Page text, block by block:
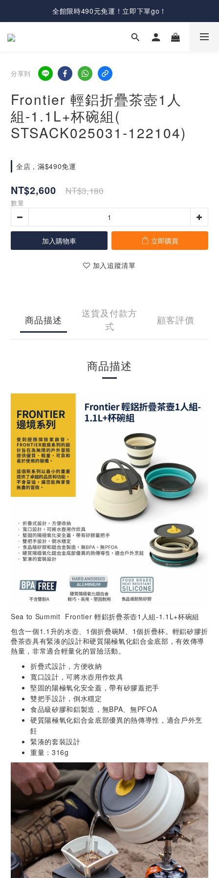
全館限時490元免運！立即下單go！
分享到
Frontier 輕鋁折疊茶壺1人
組-1.1L+杯碗組(
STSACK025031-122104)
全店，滿$490免運
NT$2,600 NT$3,180
數量
加入購物車 立即購買
加入追蹤清單
商品描述
送貨及付款方
式
顧客評價
商品描述
Sea to Summit Frontier 輕鋁折疊茶壺1人組-1.1L+杯碗組
包含一個1.1升的水壺、1個折疊碗M、1個折疊杯。輕鋁矽膠折
疊茶壺具有緊湊的設計和硬質陽極氧化鋁合金底部，有效傳導
熱量，非常適合輕量化的冒險活動。
折疊式設計，方便收納
寬口設計，可將水壺用作炊具
堅固的陽極氧化安全蓋，帶有矽膠蓋把手
雙把手設計，倒水穩定
食品級矽膠和鋁製造，無BPA、無PFOA
硬質陽極氧化鋁合金底部優異的熱傳導性，適合戶外烹
飪
緊湊的套裝設計
重量：316g